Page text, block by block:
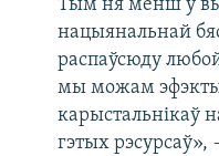
Тым ня менш у
нацыянальнай
распаўсюду
мы можам
карыстальнікаў
гэтых рэсурсаў»,